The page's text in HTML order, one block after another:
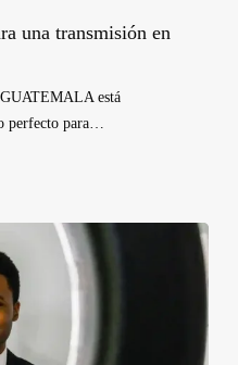
una transmisión en
está
perfecto para…